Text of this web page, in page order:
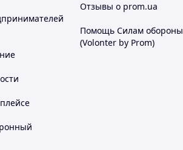
Отзывы о prom.ua
Помощь Силам обороны
(Volonter by Prom)